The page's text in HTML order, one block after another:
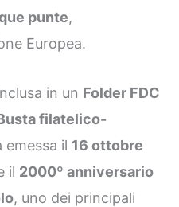
punte,
Europea.
in un Folder FDC
filatelico-
emessa il 16 ottobre
il 2000º anniversario
, uno dei principali